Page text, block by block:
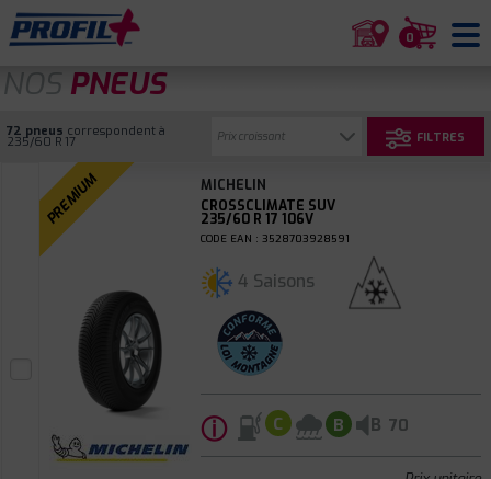
0
NOS PNEUS
72 pneus correspondent à
235/60 R 17 FILTRES
PREMIUM
MICHELIN
CROSSCLIMATE SUV
235/60 R 17 106V
CODE EAN : 3528703928591
4 Saisons
ⓘ C B B 70